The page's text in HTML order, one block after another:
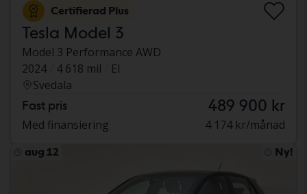
Certifierad Plus
Tesla Model 3
Model 3 Performance AWD
2024
4 618 mil
El
Svedala
Fast pris 489 900 kr
Med finansiering 4 174 kr/månad
aug 12 Ny!